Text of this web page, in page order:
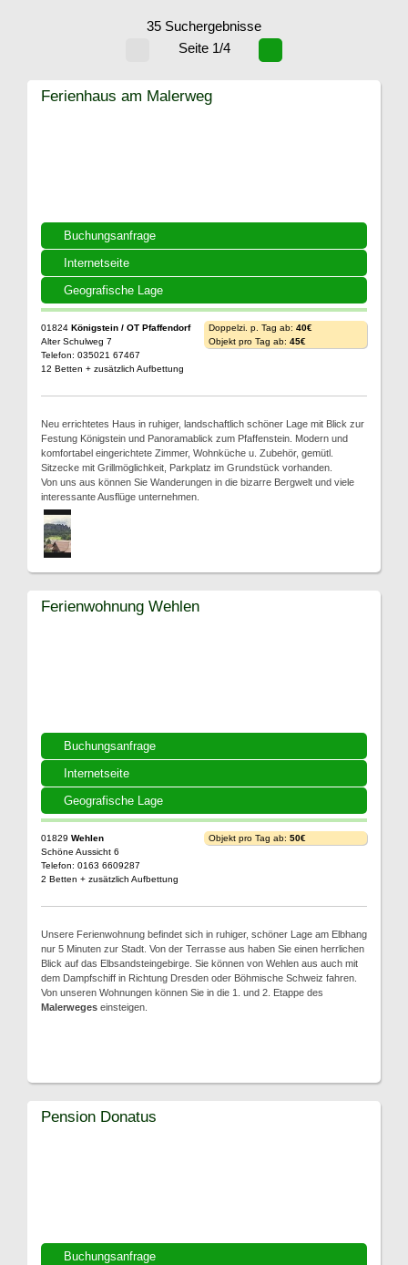
35 Suchergebnisse
Seite 1/4
Buchungsanfrage
Internetseite
Geografische Lage
Ferienhaus am Malerweg
01824 Königstein / OT Pfaffendorf
Alter Schulweg 7
Telefon: 035021 67467
12 Betten + zusätzlich Aufbettung
Doppelzi. p. Tag ab: 40€
Objekt pro Tag ab: 45€
Neu errichtetes Haus in ruhiger, landschaftlich schöner Lage mit Blick zur
Festung Königstein und Panoramablick zum Pfaffenstein. Modern und
komfortabel eingerichtete Zimmer, Wohnküche u. Zubehör, gemütl.
Sitzecke mit Grillmöglichkeit, Parkplatz im Grundstück vorhanden.
Von uns aus können Sie Wanderungen in die bizarre Bergwelt und viele
interessante Ausflüge unternehmen.
Buchungsanfrage
Internetseite
Geografische Lage
Ferienwohnung Wehlen
01829 Wehlen
Schöne Aussicht 6
Telefon: 0163 6609287
2 Betten + zusätzlich Aufbettung
Objekt pro Tag ab: 50€
Unsere Ferienwohnung befindet sich in ruhiger, schöner Lage am Elbhang
nur 5 Minuten zur Stadt. Von der Terrasse aus haben Sie einen herrlichen
Blick auf das Elbsandsteingebirge. Sie können von Wehlen aus auch mit
dem Dampfschiff in Richtung Dresden oder Böhmische Schweiz fahren.
Von unseren Wohnungen können Sie in die 1. und 2. Etappe des
Malerweges einsteigen.
Buchungsanfrage
Pension Donatus